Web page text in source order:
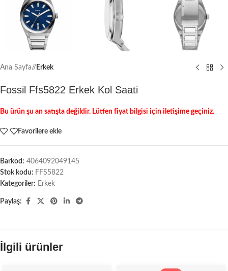
Ana Sayfa/ Erkek
Fossil Ffs5822 Erkek Kol Saati
Bu ürün şu an satışta değildir. Lütfen fiyat bilgisi için iletişime geçiniz.
Favorilere ekle
Barkod: 4064092049145
Stok kodu: FFS5822
Kategoriler: Erkek
Paylaş:
İlgili ürünler